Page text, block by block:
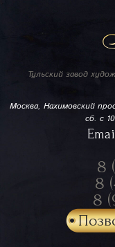
Тульский завод
Москва, Нахимовский
сб. с
8
8
8